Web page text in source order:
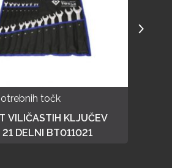
točk
VILIČASTIH KLJUČEV
6-32MM, 21 DELNI BT011021